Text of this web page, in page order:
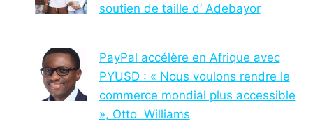
soutien de taille d’ Adebayor
PayPal accélère en Afrique avec
PYUSD : « Nous voulons rendre le
commerce mondial plus accessible
», Otto Williams